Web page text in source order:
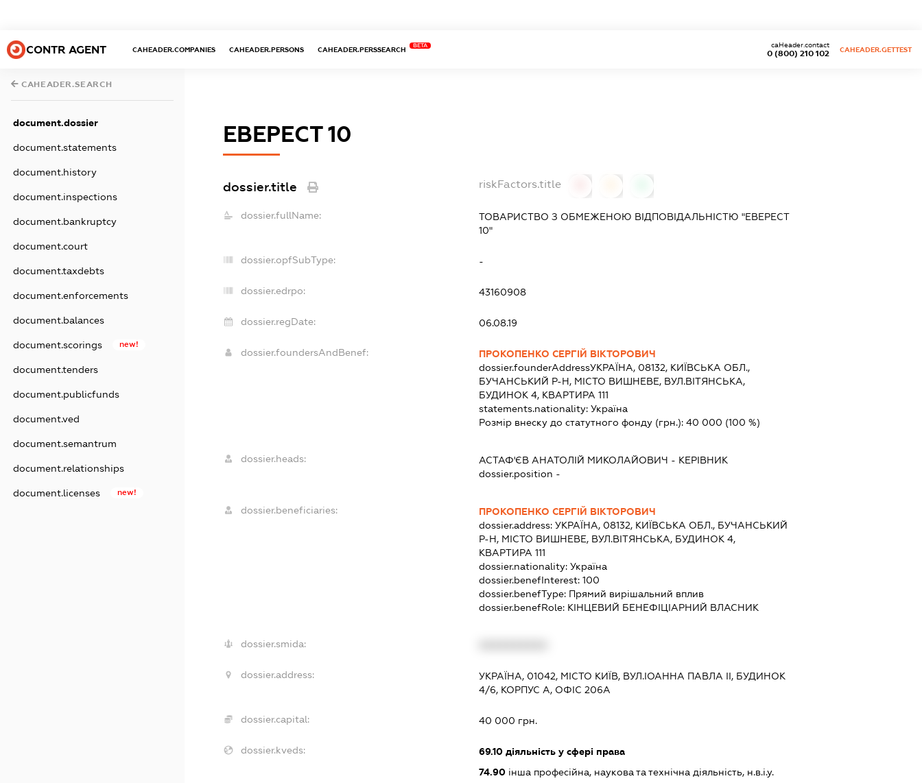
CONTR AGENT CAHEADER.COMPANIES CAHEADER.PERSONS CAHEADER.PERSSEARCH
BETA
0 (800) 210 102
caHeader.contact
CAHEADER.GETTEST
CAHEADER.SEARCH
document.dossier
document.statements
document.history
document.inspections
document.bankruptcy
document.court
document.taxdebts
document.enforcements
document.balances
document.scorings new!
document.tenders
document.publicfunds
document.ved
document.semantrum
document.relationships
document.licenses new!
ЕВЕРЕСТ 10
dossier.title riskFactors.title
dossier.fullName:
ТОВАРИСТВО З ОБМЕЖЕНОЮ ВІДПОВІДАЛЬНІСТЮ "ЕВЕРЕСТ
10"
dossier.opfSubType: -
dossier.edrpo: 43160908
dossier.regDate: 06.08.19
dossier.foundersAndBenef:
ПРОКОПЕНКО СЕРГІЙ ВІКТОРОВИЧ
dossier.founderAddressУКРАЇНА, 08132, КИЇВСЬКА ОБЛ.,
БУЧАНСЬКИЙ Р-Н, МІСТО ВИШНЕВЕ, ВУЛ.ВІТЯНСЬКА,
БУДИНОК 4, КВАРТИРА 111
statements.nationality: Україна
Розмір внеску до статутного фонду (грн.): 40 000 (100 %)
dossier.heads: АСТАФ'ЄВ АНАТОЛІЙ МИКОЛАЙОВИЧ - КЕРІВНИК
dossier.position -
dossier.beneficiaries:
ПРОКОПЕНКО СЕРГІЙ ВІКТОРОВИЧ
dossier.address: УКРАЇНА, 08132, КИЇВСЬКА ОБЛ., БУЧАНСЬКИЙ
Р-Н, МІСТО ВИШНЕВЕ, ВУЛ.ВІТЯНСЬКА, БУДИНОК 4,
КВАРТИРА 111
dossier.nationality: Україна
dossier.benefInterest: 100
dossier.benefType: Прямий вирішальний вплив
dossier.benefRole: КІНЦЕВИЙ БЕНЕФІЦІАРНИЙ ВЛАСНИК
dossier.smida:
dossier.address:
УКРАЇНА, 01042, МІСТО КИЇВ, ВУЛ.ІОАННА ПАВЛА ІІ, БУДИНОК
4/6, КОРПУС А, ОФІС 206А
dossier.capital: 40 000 грн.
dossier.kveds: 69.10діяльність у сфері права
74.90інша професійна, наукова та технічна діяльність, н.в.і.у.